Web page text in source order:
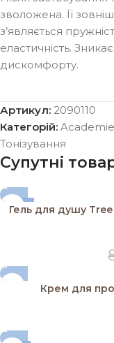
зволожена. Її
з’являється
еластичність. Зникає
дискомфорту.
Артикул: 2090110
Категорій: Academie
Тонізування
Супутні
-20%
Гель для душу
Крем для